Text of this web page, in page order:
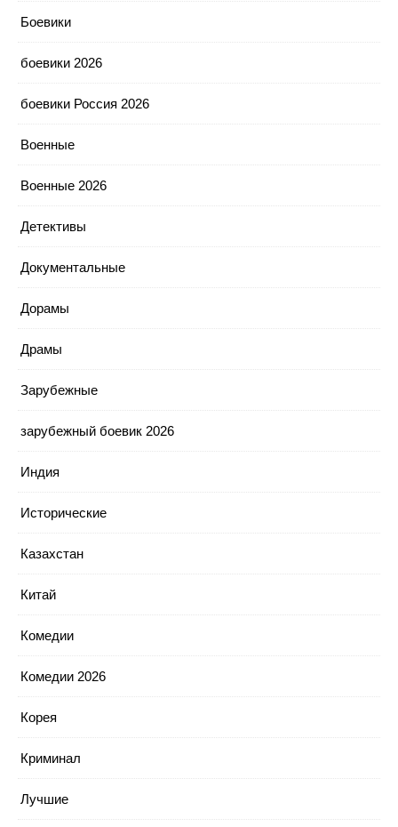
Боевики
боевики 2026
боевики Россия 2026
Военные
Военные 2026
Детективы
Документальные
Дорамы
Драмы
Зарубежные
зарубежный боевик 2026
Индия
Исторические
Казахстан
Китай
Комедии
Комедии 2026
Корея
Криминал
Лучшие